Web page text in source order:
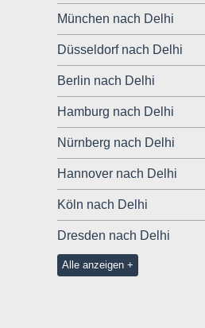
München nach Delhi
Düsseldorf nach Delhi
Berlin nach Delhi
Hamburg nach Delhi
Nürnberg nach Delhi
Hannover nach Delhi
Köln nach Delhi
Dresden nach Delhi
Alle anzeigen